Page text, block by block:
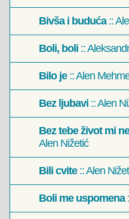
Bivša i buduća::
Boli, boli ::
Bilo je:: Alen
Bez ljubavi :: Alen
Bez tebe život mi
Alen Nižetić
Bili cvite:: Alen
Boli me uspomena